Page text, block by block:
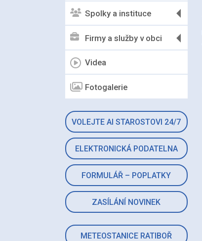
Spolky a instituce
Firmy a služby v obci
Videa
Fotogalerie
VOLEJTE AI STAROSTOVI 24/7
ELEKTRONICKÁ PODATELNA
FORMULÁŘ – POPLATKY
ZASÍLÁNÍ NOVINEK
METEOSTANICE RATIBOŘ